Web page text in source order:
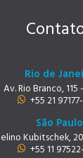
Rio de
Av. Rio Branco,
+55 21
São Paulo
Kubitschek,
+55 11